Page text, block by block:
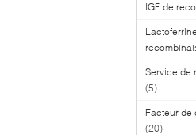
IGF de
Service de
(5)
Facteur de
(20)